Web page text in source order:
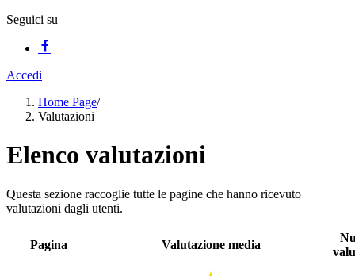
Seguici su
Accedi
Home Page/
Valutazioni
Elenco valutazioni
Questa sezione raccoglie tutte le pagine che hanno ricevuto
valutazioni dagli utenti.
Pagina Valutazione media